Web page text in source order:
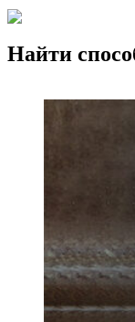
Найти